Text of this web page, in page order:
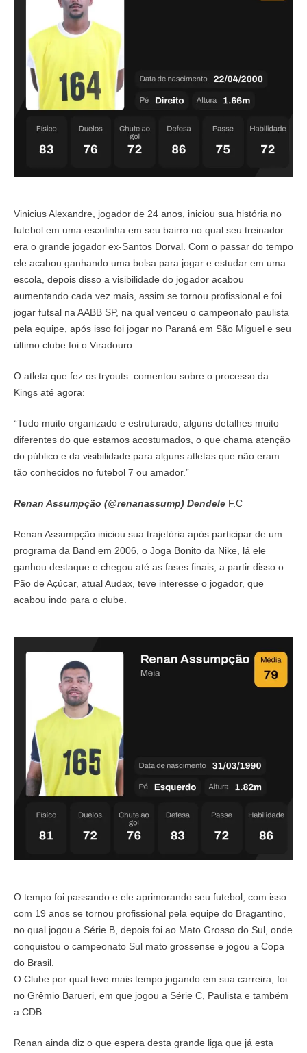
Vinicius Alexandre, jogador de 24 anos, iniciou sua história no
futebol em uma escolinha em seu bairro no qual seu treinador
era o grande jogador ex-Santos Dorval. Com o passar do tempo
ele acabou ganhando uma bolsa para jogar e estudar em uma
escola, depois disso a visibilidade do jogador acabou
aumentando cada vez mais, assim se tornou profissional e foi
jogar futsal na AABB SP, na qual venceu o campeonato paulista
pela equipe, após isso foi jogar no Paraná em São Miguel e seu
último clube foi o Viradouro.
O atleta que fez os tryouts. comentou sobre o processo da
Kings até agora:
“Tudo muito organizado e estruturado, alguns detalhes muito
diferentes do que estamos acostumados, o que chama atenção
do público e da visibilidade para alguns atletas que não eram
tão conhecidos no futebol 7 ou amador.”
Renan Assumpção (@renanassump) Dendele F.C
Renan Assumpção iniciou sua trajetória após participar de um
programa da Band em 2006, o Joga Bonito da Nike, lá ele
ganhou destaque e chegou até as fases finais, a partir disso o
Pão de Açúcar, atual Audax, teve interesse o jogador, que
acabou indo para o clube.
O tempo foi passando e ele aprimorando seu futebol, com isso
com 19 anos se tornou profissional pela equipe do Bragantino,
no qual jogou a Série B, depois foi ao Mato Grosso do Sul, onde
conquistou o campeonato Sul mato grossense e jogou a Copa
do Brasil.
O Clube por qual teve mais tempo jogando em sua carreira, foi
no Grêmio Barueri, em que jogou a Série C, Paulista e também
a CDB.
Renan ainda diz o que espera desta grande liga que já esta